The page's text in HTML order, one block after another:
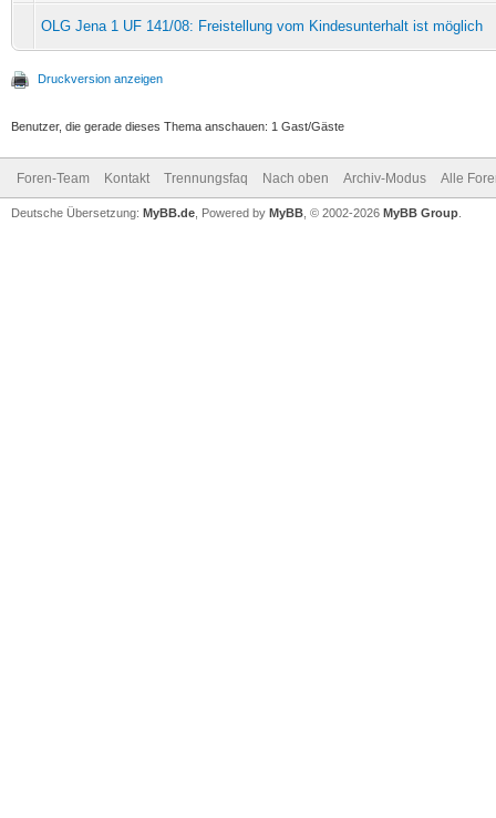
OLG Jena 1 UF 141/08: Freistellung vom Kindesunterhalt ist möglich
Druckversion anzeigen
Benutzer, die gerade dieses Thema anschauen: 1 Gast/Gäste
Foren-Team Kontakt Trennungsfaq Nach oben Archiv-Modus Alle
Deutsche Übersetzung: MyBB.de , Powered by MyBB , © 2002-2026 MyBB Group